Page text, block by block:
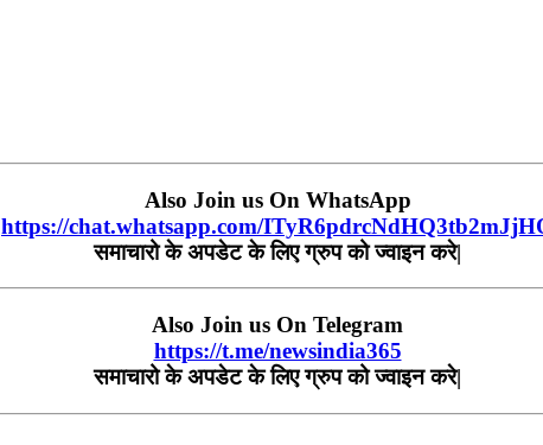
Also Join us On WhatsApp
https://chat.whatsapp.com/
समाचारो के अपडेट के लिए ग्रुप को ज्वाइन करे|
Also Join us On Telegram
https://t.me/newsindia365
समाचारो के अपडेट के लिए ग्रुप को ज्वाइन करे|